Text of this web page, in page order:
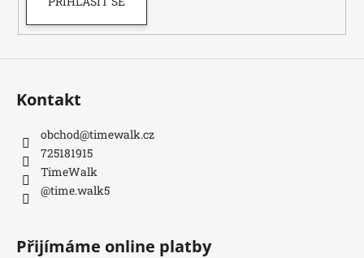
Kontakt
obchod@timewalk.cz
725181915
TimeWalk
@time.walk5
Přijímáme online platby